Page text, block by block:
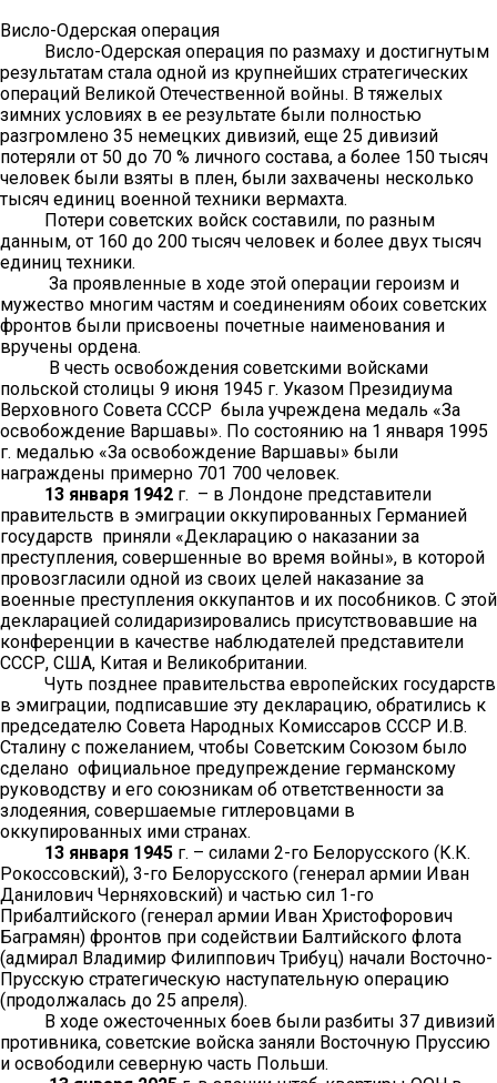
Висло-Одерская операция
Висло-Одерская операция по размаху и достигнутым
результатам стала одной из крупнейших стратегических
операций Великой Отечественной войны. В тяжелых
зимних условиях в ее результате были полностью
разгромлено 35 немецких дивизий, еще 25 дивизий
потеряли от 50 до 70 % личного состава, а более 150 тысяч
человек были взяты в плен, были захвачены несколько
тысяч единиц военной техники вермахта.
Потери советских войск составили, по разным
данным, от 160 до 200 тысяч человек и более двух тысяч
единиц техники.
За проявленные в ходе этой операции героизм и
мужество многим частям и соединениям обоих советских
фронтов были присвоены почетные наименования и
вручены ордена.
В честь освобождения советскими войсками
польской столицы 9 июня 1945 г. Указом Президиума
Верховного Совета СССР была учреждена медаль «За
освобождение Варшавы». По состоянию на 1 января 1995
г. медалью «За освобождение Варшавы» были
награждены примерно 701 700 человек.
13 января 1942 г. – в Лондоне представители
правительств в эмиграции оккупированных Германией
государств приняли «Декларацию о наказании за
преступления, совершенные во время войны», в которой
провозгласили одной из своих целей наказание за
военные преступления оккупантов и их пособников. С этой
декларацией солидаризировались присутствовавшие на
конференции в качестве наблюдателей представители
СССР, США, Китая и Великобритании.
Чуть позднее правительства европейских государств
в эмиграции, подписавшие эту декларацию, обратились к
председателю Совета Народных Комиссаров СССР И.В.
Сталину с пожеланием, чтобы Советским Союзом было
сделано официальное предупреждение германскому
руководству и его союзникам об ответственности за
злодеяния, совершаемые гитлеровцами в
оккупированных ими странах.
13 января 1945 г. – силами 2-го Белорусского (К.К.
Рокоссовский), 3-го Белорусского (генерал армии Иван
Данилович Черняховский) и частью сил 1-го
Прибалтийского (генерал армии Иван Христофорович
Баграмян) фронтов при содействии Балтийского флота
(адмирал Владимир Филиппович Трибуц) начали Восточно-
Прусскую стратегическую наступательную операцию
(продолжалась до 25 апреля).
В ходе ожесточенных боев были разбиты 37 дивизий
противника, советские войска заняли Восточную Пруссию
и освободили северную часть Польши.